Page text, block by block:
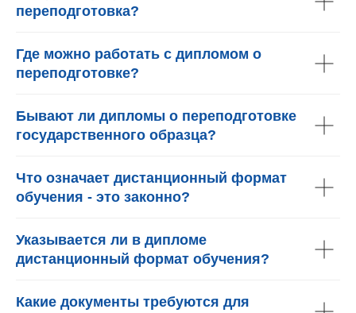
переподготовка?
Где можно работать с дипломом о
переподготовке?
Бывают ли дипломы о переподготовке
государственного образца?
Что означает дистанционный формат
обучения - это законно?
Указывается ли в дипломе
дистанционный формат обучения?
Какие документы требуются для